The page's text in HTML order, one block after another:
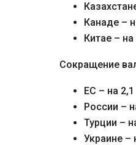
Канаде –
Китае –
Сокращение
ЕС – на
России –
Турции –
Украине –